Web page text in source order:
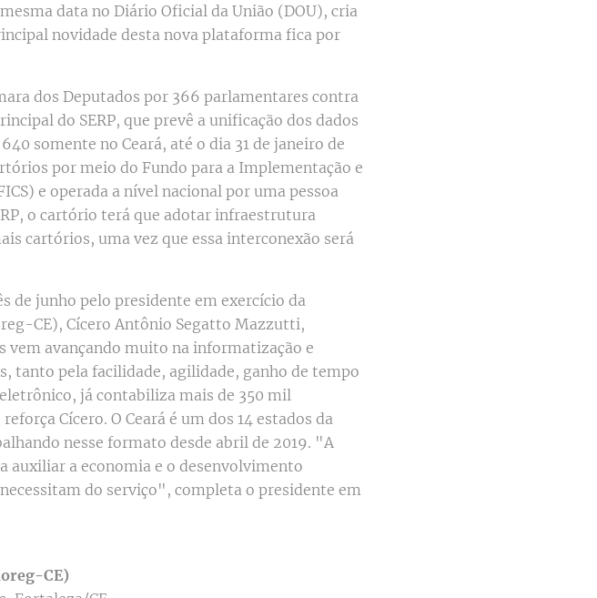
data no Diário Oficial da União (DOU), cria
novidade desta nova plataforma fica por
dos Deputados por 366 parlamentares contra
do SERP, que prevê a unificação dos dados
somente no Ceará, até o dia 31 de janeiro de
por meio do Fundo para a Implementação e
e operada a nível nacional por uma pessoa
o cartório terá que adotar infraestrutura
cartórios, uma vez que essa interconexão será
de junho pelo presidente em exercício da
CE), Cícero Antônio Segatto Mazzutti,
avançando muito na informatização e
tanto pela facilidade, agilidade, ganho de tempo
já contabiliza mais de 350 mil
Cícero. O Ceará é um dos 14 estados da
nesse formato desde abril de 2019. "A
auxiliar a economia e o desenvolvimento
do serviço", completa o presidente em
CE)